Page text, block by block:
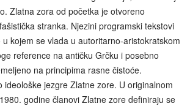
Zlatna zora od početka je otvoreno
stranka. Njezini programski tekstovi
kojem se vlada u autoritarno-aristokratskom
reference na antičku Grčku i posebno
na principima rasne čistoće.
ideološke jezgre Zlatne zore. U originalnom
godine članovi Zlatne zore definiraju se